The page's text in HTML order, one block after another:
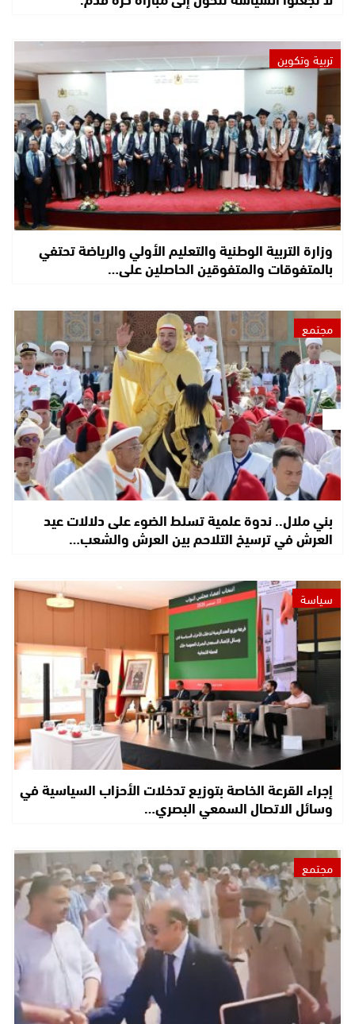
تربية وتكوين
وزارة التربية الوطنية والتعليم الأولي والرياضة تحتفي
بالمتفوقات والمتفوقين الحاصلين على…
مجتمع
بني ملال.. ندوة علمية تسلط الضوء على دلالات عيد
العرش في ترسيخ التلاحم بين العرش والشعب…
سياسة
إجراء القرعة الخاصة بتوزيع تدخلات الأحزاب السياسية في
وسائل الاتصال السمعي البصري…
مجتمع